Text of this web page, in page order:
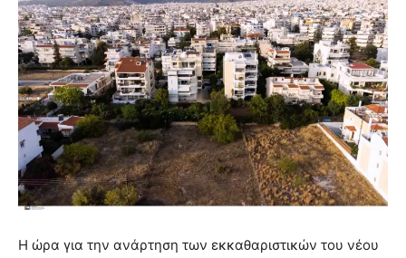
Η ώρα για την ανάρτηση των εκκαθαριστικών του νέου